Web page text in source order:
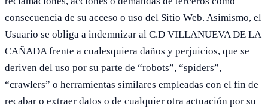
consecuencia de su acceso o uso del Sitio Web. Asimismo, el
Usuario se obliga a indemnizar al C.D VILLANUEVA DE LA
CAÑADA frente a cualesquiera daños y perjuicios, que se
deriven del uso por su parte de “robots”, “spiders”,
“crawlers” o herramientas similares empleadas con el fin de
recabar o extraer datos o de cualquier otra actuación por su